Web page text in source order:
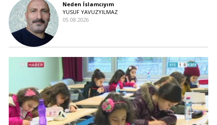
Neden İslamcıyım
YUSUF YAVUZYILMAZ
05.08.2026